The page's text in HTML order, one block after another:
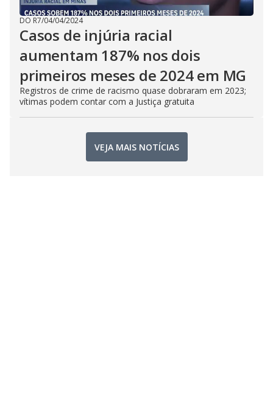
DO R7/04/04/2024
Casos de injúria racial
aumentam 187% nos dois
primeiros meses de 2024 em MG
Registros de crime de racismo quase dobraram em 2023;
vítimas podem contar com a Justiça gratuita
VEJA MAIS NOTÍCIAS